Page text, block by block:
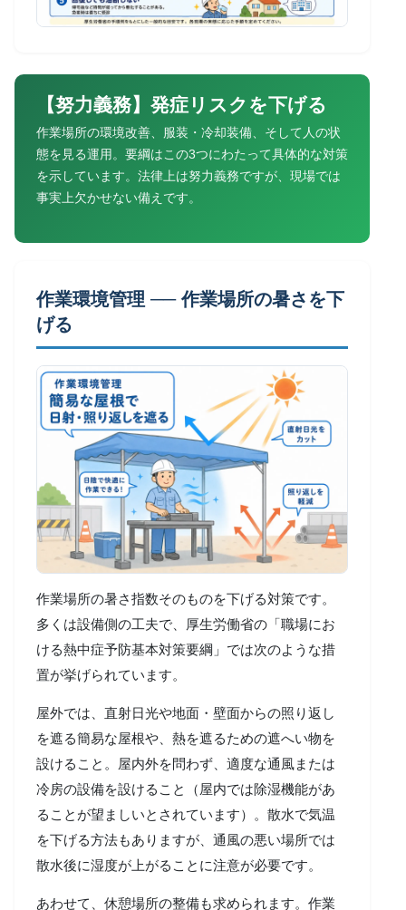
【努力義務】発症リスクを下げる
作業場所の環境改善、服装・冷却装備、そして人の状
態を見る運用。要綱はこの3つにわたって具体的な対策
を示しています。法律上は努力義務ですが、現場では
事実上欠かせない備えです。
作業環境管理 ── 作業場所の暑さを下
げる
作業場所の暑さ指数そのものを下げる対策です。
多くは設備側の工夫で、厚生労働省の「職場にお
ける熱中症予防基本対策要綱」では次のような措
置が挙げられています。
屋外では、直射日光や地面・壁面からの照り返し
を遮る簡易な屋根や、熱を遮るための遮へい物を
設けること。屋内外を問わず、適度な通風または
冷房の設備を設けること（屋内では除湿機能があ
ることが望ましいとされています）。散水で気温
を下げる方法もありますが、通風の悪い場所では
散水後に湿度が上がることに注意が必要です。
あわせて、休憩場所の整備も求められます。作業